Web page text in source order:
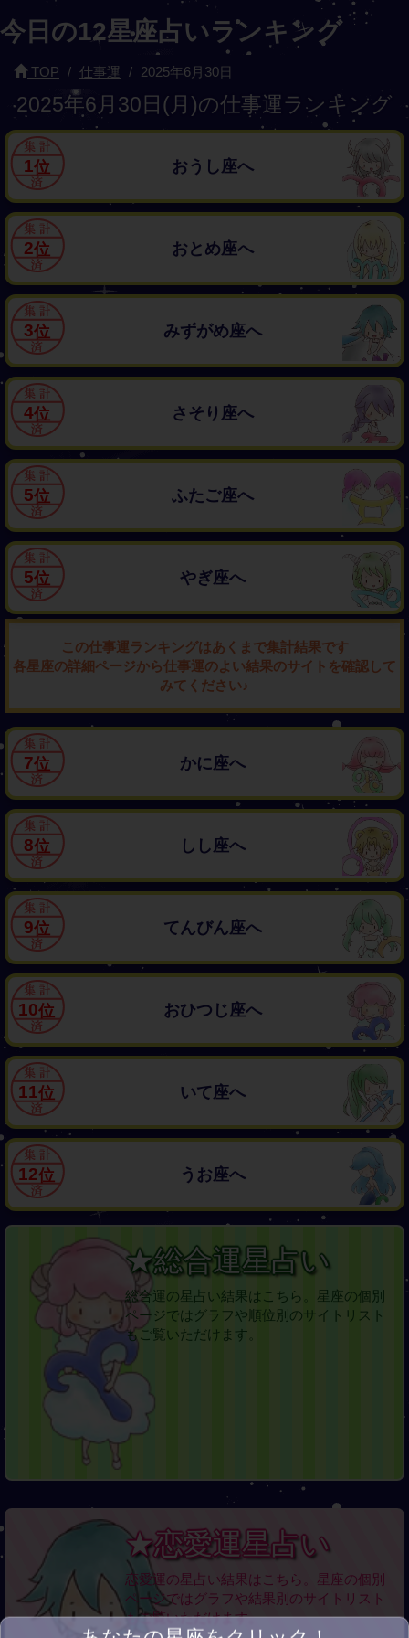
今日の12星座占いランキング
TOP 仕事運 2025年6月30日
2025年6月30日(月)の仕事運ランキング
1 おうし座へ
2 おとめ座へ
3 みずがめ座へ
4 さそり座へ
5 ふたご座へ
5 やぎ座へ
この仕事運ランキングはあくまで集計結果です
各星座の詳細ページから仕事運のよい結果のサイトを確認して
みてください♪
7 かに座へ
8 しし座へ
9 てんびん座へ
10 おひつじ座へ
11 いて座へ
12 うお座へ
★総合運星占い
総合運の星占い結果はこちら。星座の個別
ページではグラフや順位別のサイトリスト
もご覧いただけます。
★恋愛運星占い
恋愛運の星占い結果はこちら。星座の個別
ページではグラフや結果別のサイトリスト
もご覧いただけます。